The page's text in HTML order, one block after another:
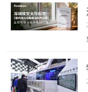
传统的火灾关测器无
及时缺发，不能及早
和有效扑救火火，这不
力和闲难，同时也将造
巨大的经济损失和社
响，基至还会造成人员